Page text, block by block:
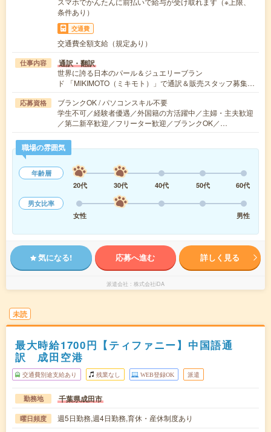
条件あり）
交通費
交通費全額支給（規定あり）
仕事内容 通訳・翻訳
世界に誇る日本のパール＆ジュエリーブラン
ド 「MIKIMOTO（ミキモト）」で通訳＆販売スタッフ募集…
応募資格
ブランクOK / パソコンスキル不要
学生不可／経験者優遇／外国籍の方活躍中／主婦・主夫歓迎
／第二新卒歓迎／フリーター歓迎／ブランクOK／…
職場の雰囲気
年齢層
20代
30代 40代 50代
60代
男女比率
女性
男性
気になる! 応募へ進む 詳しく見る
派遣会社 株式会社iDA
未読
最大時給1700円【ティファニー】中国語通
訳 成田空港
交通費別途支給あり 残業なし WEB登録OK 派遣
勤務地 千葉県成田市
曜日頻度 週5日勤務,週4日勤務,育休・産休制度あり